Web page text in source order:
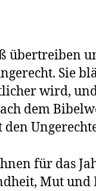
übertreiben
Sie
wird,
dem
den
für das
Mut und